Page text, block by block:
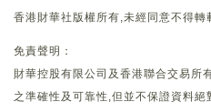
香港財華社版權所有,未經同意不得轉
免責聲明：
財華控股有限公司及香港聯合交易所
之準確性及可靠性,但並不保證資料